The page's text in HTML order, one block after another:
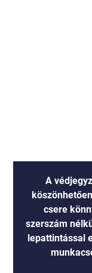
A
csere
szerszám
lepattintással